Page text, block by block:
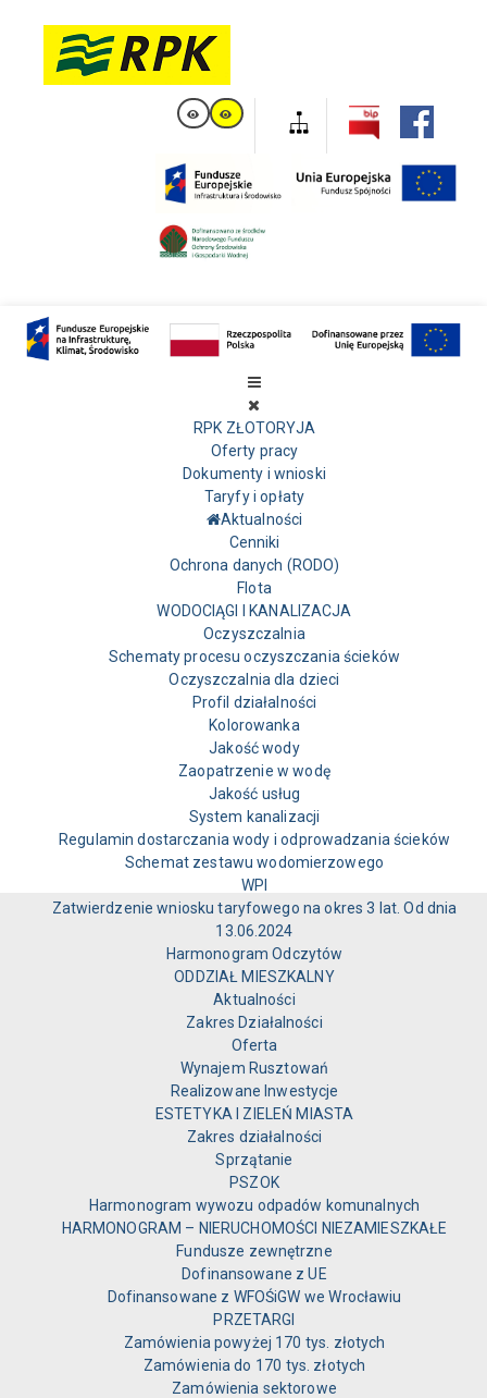
RPK ZŁOTORYJA
Oferty pracy
Dokumenty i wnioski
Taryfy i opłaty
Aktualności
Cenniki
Ochrona danych (RODO)
Flota
WODOCIĄGI I KANALIZACJA
Oczyszczalnia
Schematy procesu oczyszczania ścieków
Oczyszczalnia dla dzieci
Profil działalności
Kolorowanka
Jakość wody
Zaopatrzenie w wodę
Jakość usług
System kanalizacji
Regulamin dostarczania wody i odprowadzania ścieków
Schemat zestawu wodomierzowego
WPI
Zatwierdzenie wniosku taryfowego na okres 3 lat. Od dnia
13.06.2024
Harmonogram Odczytów
ODDZIAŁ MIESZKALNY
Aktualności
Zakres Działalności
Oferta
Wynajem Rusztowań
Realizowane Inwestycje
ESTETYKA I ZIELEŃ MIASTA
Zakres działalności
Sprzątanie
PSZOK
Harmonogram wywozu odpadów komunalnych
HARMONOGRAM – NIERUCHOMOŚCI NIEZAMIESZKAŁE
Fundusze zewnętrzne
Dofinansowane z UE
Dofinansowane z WFOŚiGW we Wrocławiu
PRZETARGI
Zamówienia powyżej 170 tys. złotych
Zamówienia do 170 tys. złotych
Zamówienia sektorowe